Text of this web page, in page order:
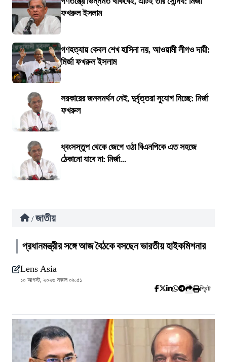
ফখরুল ইসলাম
গণহত্যায় কেবল শেখ হাসিনা নয়, আওয়ামী লীগও দায়ী:
মির্জা ফখরুল ইসলাম
সরকারের জনসমর্থন নেই, দুর্বৃত্তরা সুযোগ নিচ্ছে: মির্জা
ফখরুল
ধ্বংসস্তুপ থেকে জেগে ওঠা বিএনপিকে এত সহজে
ঠেকানো যাবে না: মির্জা...
/ জাতীয়
প্রধানমন্ত্রীর সঙ্গে আজ বৈঠকে বসছেন ভারতীয় হাইকমিশনার
Lens Asia
১০ আগস্ট, ২০২৬ সকাল ০৯:৫১
প্রিন্ট